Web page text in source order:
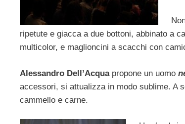
ripetute e giacca a due bottoni, abbinato a
multicolor, e maglioncini a scacchi con
Alessandro Dell’Acqua propone un uomo
accessori, si attualizza in modo sublime. A
cammello e carne.